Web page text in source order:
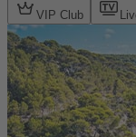
VIP Club